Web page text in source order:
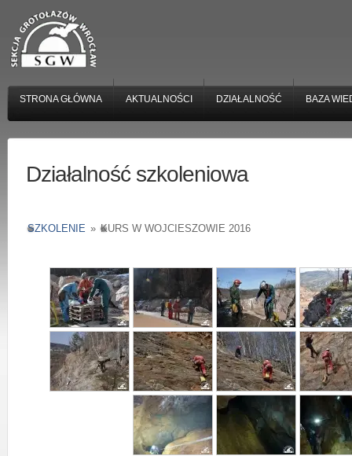
STRONA GŁÓWNA AKTUALNOŚCI DZIAŁALNOŚĆ BAZA
Działalność szkoleniowa
SZKOLENIE » KURS W WOJCIESZOWIE 2016